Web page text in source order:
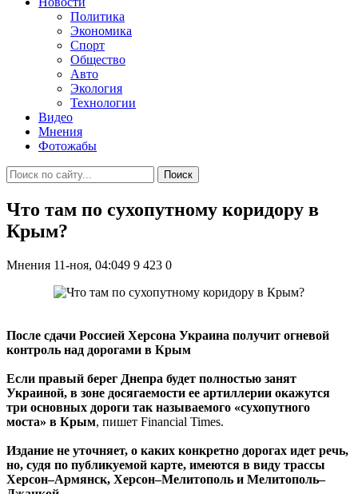
Политика
Экономика
Спорт
Общество
Авто
Экология
Технологии
Видео
Мнения
Фотожабы
Поиск
Что там по сухопутному коридору в
Крым?
Мнения 11-ноя, 04:049 9 423 0
После сдачи Россией Херсона Украина получит огневой
контроль над дорогами в Крым
Если правый берег Днепра будет полностью занят
Украиной, в зоне досягаемости ее артиллерии окажутся
три основных дороги так называемого «сухопутного
моста» в Крым, пишет Financial Times.
Издание не уточняет, о каких конкретно дорогах идет речь,
но, судя по публикуемой карте, имеются в виду трассы
Херсон–Армянск, Херсон–Мелитополь и Мелитополь–